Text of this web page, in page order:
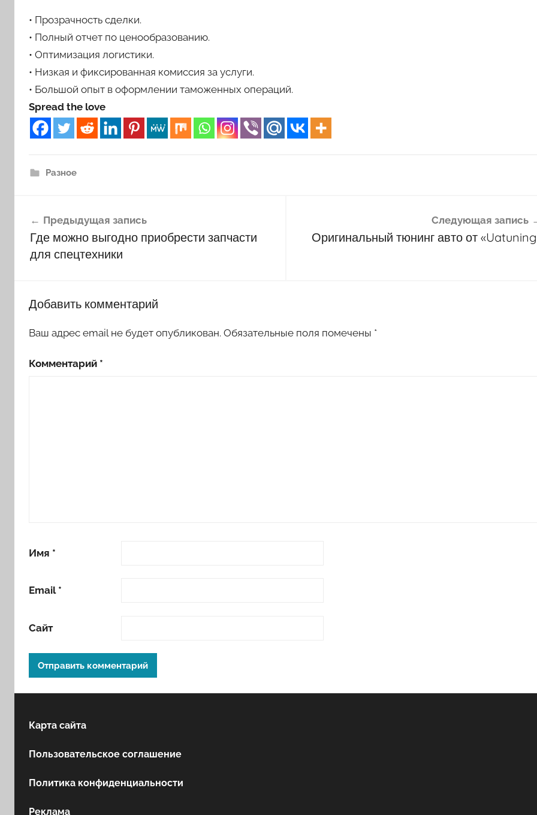
• Прозрачность сделки.
• Полный отчет по ценообразованию.
• Оптимизация логистики.
• Низкая и фиксированная комиссия за услуги.
• Большой опыт в оформлении таможенных операций.
Spread the love
Разное
по
записям
Предыдущая запись
Где можно выгодно приобрести запчасти
для спецтехники
Следующая запись
Оригинальный тюнинг авто от
Добавить комментарий
Ваш адрес email не будет опубликован. Обязательные поля помечены *
Комментарий *
Имя *
Email *
Сайт
Карта сайта
Пользовательское соглашение
Политика конфиденциальности
Реклама